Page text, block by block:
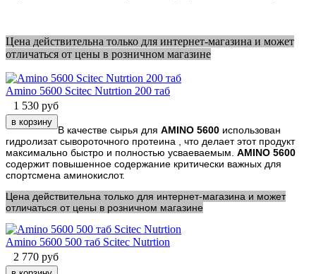
Цена действительна только для интернет-магазина и может
отличаться от цены в розничном магазине
Amino 5600 Scitec Nutrtion 200 таб
1 530 руб
В качестве сырья для AMINO 5600 использован
гидролизат сывороточного протеина , что делает этот продукт
максимально быстро и полностью усваеваемым. AMINO 5600
содержит повышенное содержание критически важных для
спортсмена аминокислот.
Цена действительна только для интернет-магазина и может
отличаться от цены в розничном магазине
Amino 5600 500 таб Scitec Nutrtion
2 770 руб